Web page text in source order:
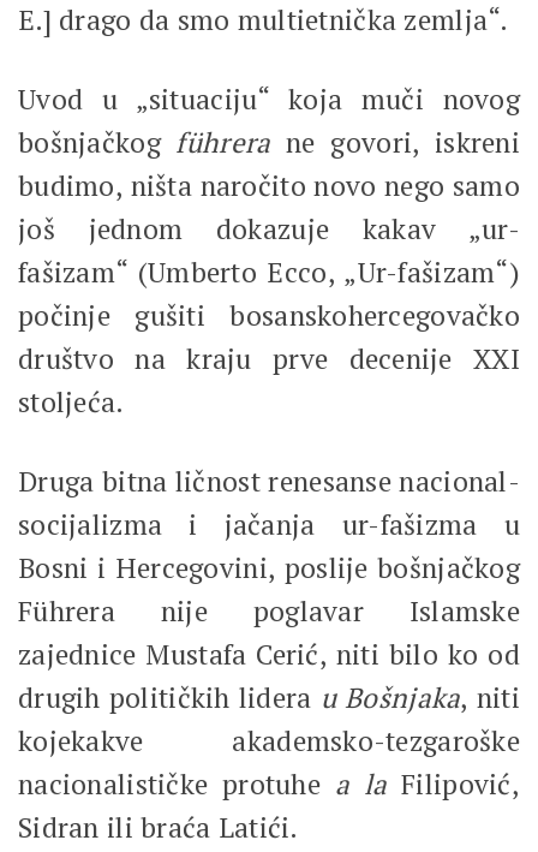
E.] drago da smo multietnička zemlja“.
Uvod u „situaciju“ koja muči novog
bošnjačkog führerane govori, iskreni
budimo, ništa naročito novo nego samo
još jednom dokazuje kakav „ur-
fašizam“ (Umberto Ecco, „Ur-fašizam“)
počinje gušiti bosanskohercegovačko
društvo na kraju prve decenije XXI
stoljeća.
Druga bitna ličnost renesanse nacional-
socijalizma i jačanja ur-fašizma u
Bosni i Hercegovini, poslije bošnjačkog
Führera
nije poglavar Islamske
zajednice Mustafa Cerić, niti bilo ko od
drugih političkih lidera u Bošnjaka, niti
kojekakve akademsko-tezgaroške
nacionalističke protuhe a laFilipović,
Sidran ili braća Latići.